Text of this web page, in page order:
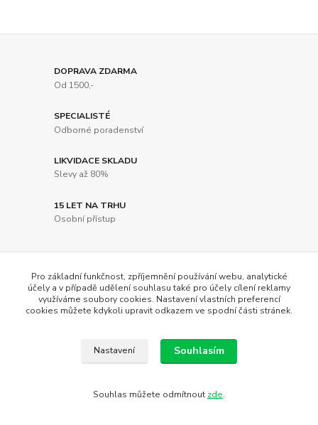
DOPRAVA ZDARMA
Od 1500,-
SPECIALISTÉ
Odborné poradenství
LIKVIDACE SKLADU
Slevy až 80%
15 LET NA TRHU
Osobní přístup
Novinky z našeho blogu
Pro základní funkčnost, zpříjemnění používání webu, analytické
účely a v případě udělení souhlasu také pro účely cílení reklamy
využíváme soubory cookies. Nastavení vlastních preferencí
cookies můžete kdykoli upravit odkazem ve spodní části stránek.
Nastavení Souhlasím
Souhlas můžete odmítnout zde.